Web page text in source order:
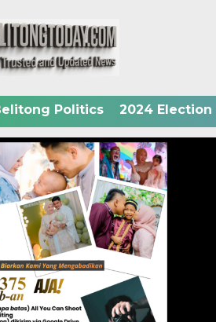
Politics 2024 Election